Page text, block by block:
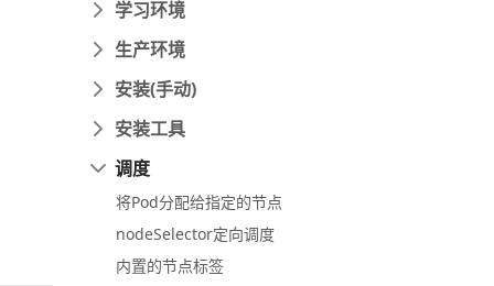
学习环境
生产环境
安装(手动)
安装工具
调度
将Pod分配给指定的节点
nodeSelector定向调度
内置的节点标签